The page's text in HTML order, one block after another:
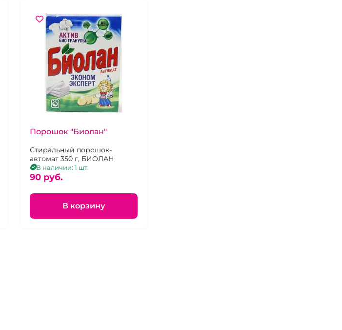
Порошок "Биолан"
Стиральный порошок-
автомат 350 г, БИОЛАН
В наличии: 1 шт.
90 pуб.
В корзину